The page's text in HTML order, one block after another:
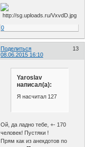
0
Поделиться
13
08.06.2015 16:10
Yaroslav
написал(а):
Я насчитал 127
Ой, да ладно тебе, +- 170
человек! Пустяки !
Прям как из анекдотов по